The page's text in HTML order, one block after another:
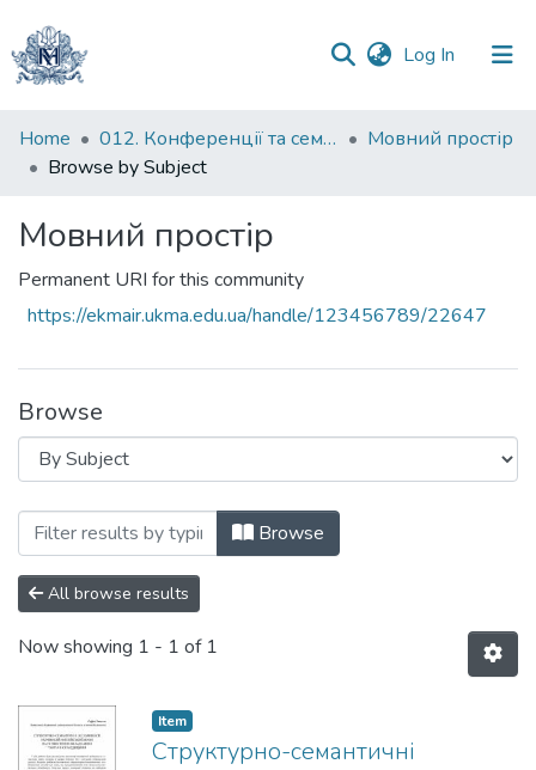
Log In (current)
Communities
&
All of DSpace
Home 012. Конференції та семінари НаУКМА
Мовний простір
Browse by Subject
Мовний простір
Permanent URI for this community
https://ekmair.ukma.edu.ua/handle/123456789/22647
Browse
Browsing Мовний простір by Subject
Browse
All browse results
Now showing 1 - 1 of 1
Item
Структурно-семантичні